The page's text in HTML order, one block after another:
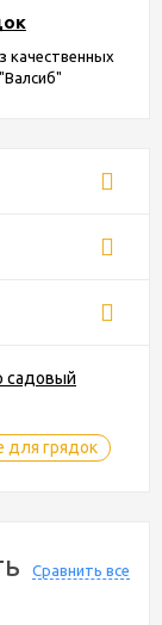
качественных
садовый
для грядок
Сравнить все